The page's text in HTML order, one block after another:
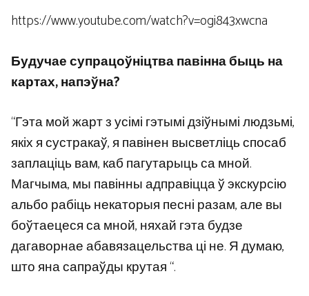
https://www.youtube.com/watch?v=ogi843xwcna
Будучае супрацоўніцтва павінна быць на
картах, напэўна?
“Гэта мой жарт з усімі гэтымі дзіўнымі людзьмі,
якіх я сустракаў, я павінен высветліць спосаб
заплаціць вам, каб пагутарыць са мной.
Магчыма, мы павінны адправіцца ў экскурсію
альбо рабіць некаторыя песні разам, але вы
боўтаецеся са мной, няхай гэта будзе
дагаворнае абавязацельства ці не. Я думаю,
што яна сапраўды крутая “.